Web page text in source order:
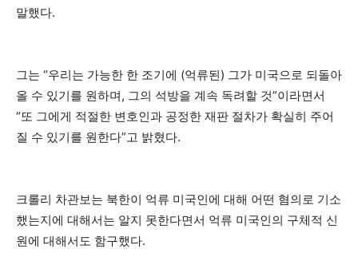
말했다.
그는 “우리는 가능한 한 조기에 (억류된) 그가 미국으로 되돌아
올 수 있기를 원하며, 그의 석방을 계속 독려할 것”이라면서
“또 그에게 적절한 변호인과 공정한 재판 절차가 확실히 주어
질 수 있기를 원한다”고 밝혔다.
크롤리 차관보는 북한이 억류 미국인에 대해 어떤 혐의로 기소
했는지에 대해서는 알지 못한다면서 억류 미국인의 구체적 신
원에 대해서도 함구했다.